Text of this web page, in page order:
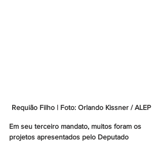
Requião Filho | Foto: Orlando Kissner / ALEP
Em seu terceiro mandato, muitos foram os
projetos apresentados pelo Deputado